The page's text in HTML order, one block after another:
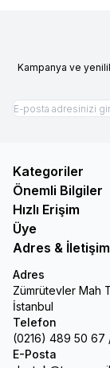
Kampanya ve
Kategoriler
Önemli Bilgiler
Hızlı Erişim
Üye
Adres & İletişim
Adres
Zümrütevler Mah
İstanbul
Telefon
(0216) 489 50 67
E-Posta